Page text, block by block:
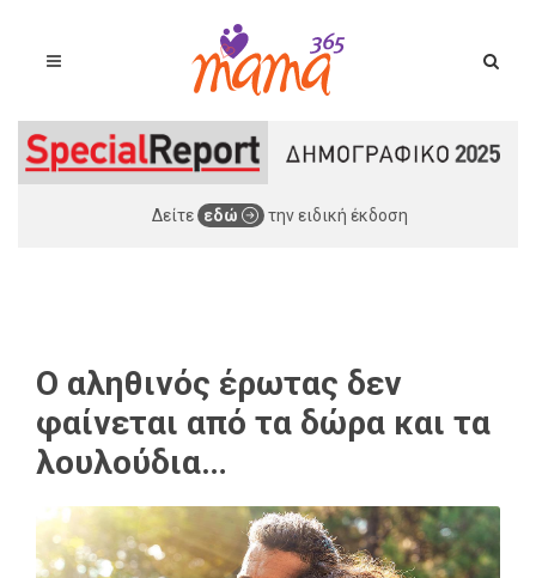
Δείτε εδώ την ειδική έκδοση
Ο αληθινός έρωτας δεν
φαίνεται από τα δώρα και τα
λουλούδια…